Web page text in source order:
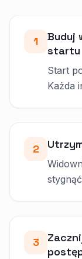
1
Buduj
startu
Start
Każda
2
3